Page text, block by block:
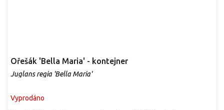
Ořešák 'Bella Maria' - kontejner
Juglans regia 'Bella Maria'
Vyprodáno